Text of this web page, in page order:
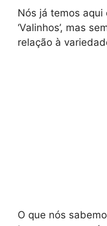
Nós já temos
‘Valinhos’, mas
relação à
O que nós